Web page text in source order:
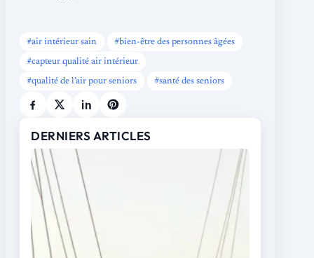
air intérieur sain bien-être des personnes âgées
capteur qualité air intérieur
qualité de l’air pour seniors santé des seniors
DERNIERS ARTICLES